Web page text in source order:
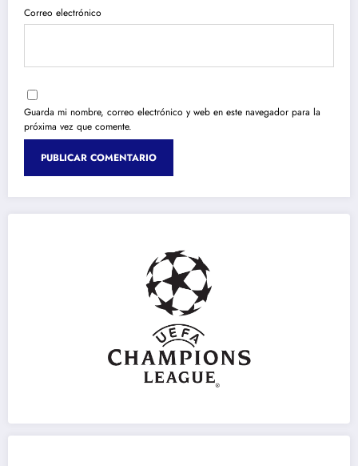
Correo electrónico
Guarda mi nombre, correo electrónico y web en este navegador para la
próxima vez que comente.